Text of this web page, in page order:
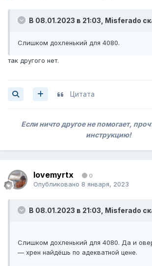
В 08.01.2023 в 21:03, Misferado
Слишком дохленький для 4080.
так другого нет.
Цитата
Если ничто другое не помогает,
инструкцию!
lovemyrtx 0
Опубликовано 8 января, 2023
В 08.01.2023 в 21:03, Misferado
Слишком дохленький для 4080. Да и
— хрен найдёшь по адекватной цене.